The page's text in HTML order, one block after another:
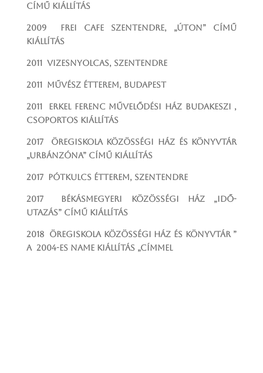
című kiállítás
2009
Frei Cafe Szentendre, „Úton” című
kiállítás
2011 Vizesnyolcas, Szentendre
2011 Művész Étterem, Budapest
2011 Erkel Ferenc Művelődési Ház Budakeszi ,
csoportos kiállítás
2017 Öregiskola Közösségi Ház és Könyvtár
„Urbánzóna” című kiállítás
2017 Pótkulcs Étterem, Szentendre
2017 Békásmegyeri Közösségi Ház „Idő-
utazás” című kiállítás
2018 Öregiskola Közösségi Ház és Könyvtár ”
A 2004-es NAME kiállítás „címmel